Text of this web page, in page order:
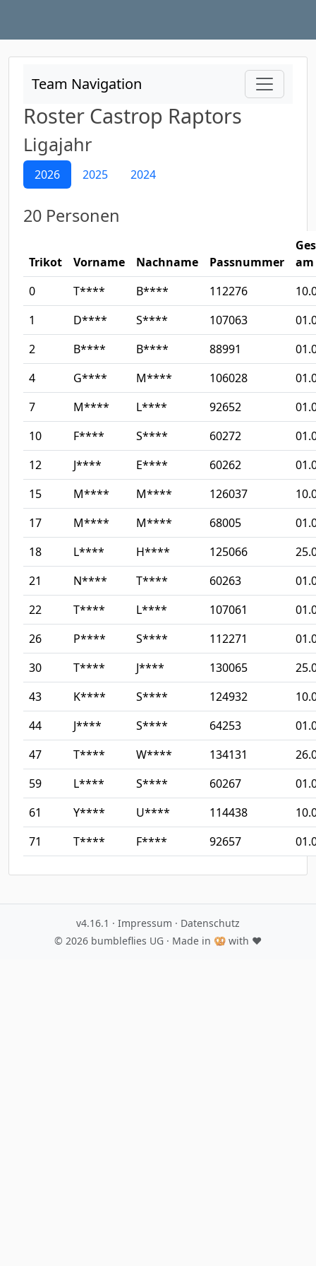
Team Navigation
Roster Castrop Raptors
Ligajahr
2026 2025 2024
20 Personen
Trikot Vorname Nachname Passnummer
am
0
T**** B**** 112276
1
D**** S**** 107063
2
B**** B**** 88991
4
G**** M**** 106028
7
M**** L**** 92652
10
F**** S**** 60272
12
J**** E**** 60262
15
M**** M**** 126037
17
M**** M**** 68005
18
L**** H**** 125066
21
N**** T**** 60263
22
T**** L**** 107061
26
P**** S**** 112271
30
T**** J**** 130065
43
K**** S**** 124932
44
J**** S**** 64253
47
T**** W**** 134131
59
L**** S**** 60267
61
Y**** U**** 114438
71
T**** F**** 92657
v4.16.1 · Impressum · Datenschutz
© 2026 bumbleflies UG · Made in 🥨 with ♥️